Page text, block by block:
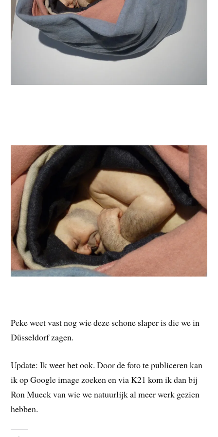
Peke weet vast nog wie deze schone slaper is die we in
Düsseldorf zagen.
Update: Ik weet het ook. Door de foto te publiceren kan
ik op Google image zoeken en via K21 kom ik dan bij
Ron Mueck van wie we natuurlijk al meer werk gezien
hebben.